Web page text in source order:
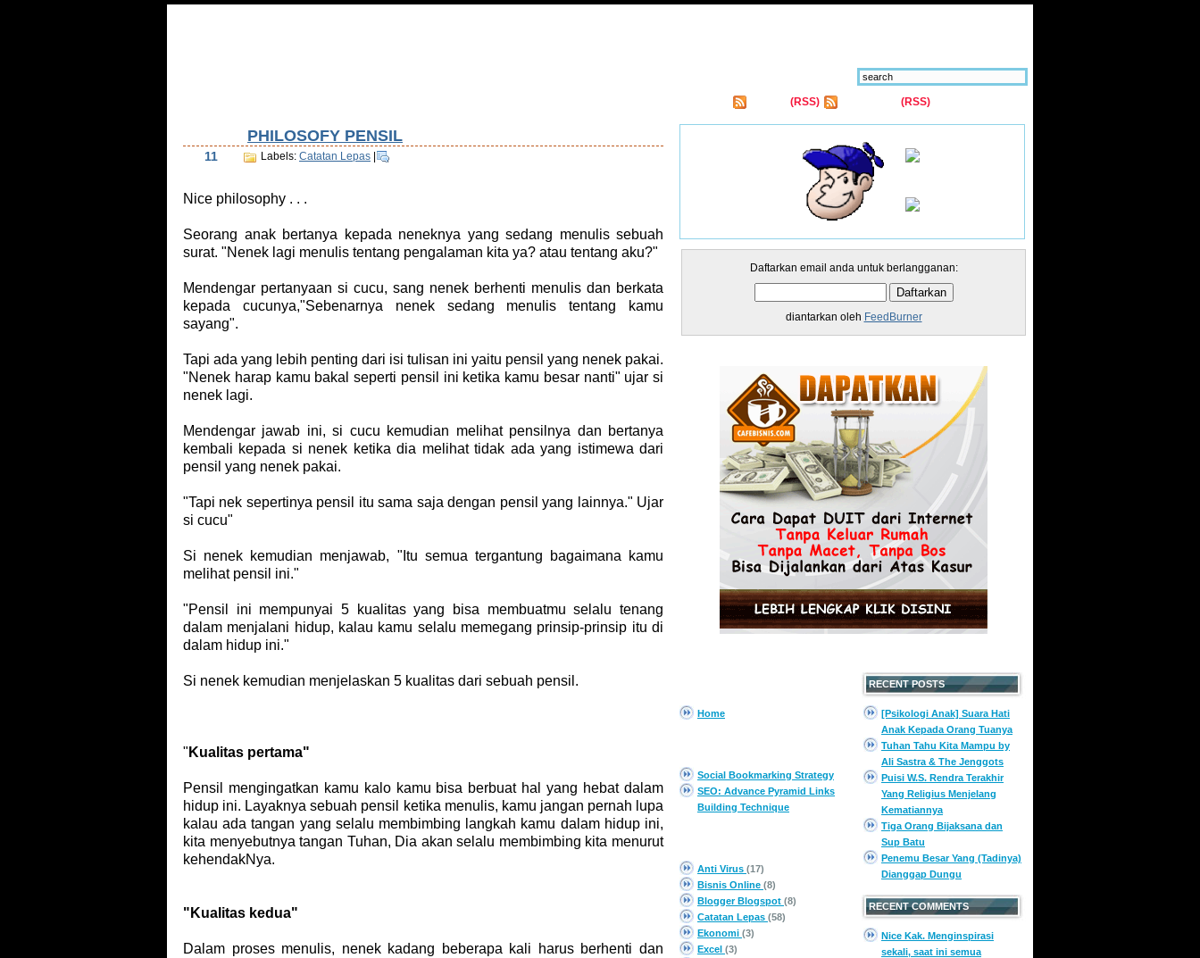
(RSS) (RSS)
11
PHILOSOFY PENSIL
Labels: Catatan Lepas
Nice philosophy . . .
Seorang anak bertanya kepada neneknya yang sedang menulis sebuah
surat. "Nenek lagi menulis tentang pengalaman kita ya? atau tentang aku?"
Mendengar pertanyaan si cucu, sang nenek berhenti menulis dan berkata
kepada cucunya,"Sebenarnya nenek sedang menulis tentang kamu
sayang".
Tapi ada yang lebih penting dari isi tulisan ini yaitu pensil yang nenek pakai.
"Nenek harap kamu bakal seperti pensil ini ketika kamu besar nanti" ujar si
nenek lagi.
Mendengar jawab ini, si cucu kemudian melihat pensilnya dan bertanya
kembali kepada si nenek ketika dia melihat tidak ada yang istimewa dari
pensil yang nenek pakai.
"Tapi nek sepertinya pensil itu sama saja dengan pensil yang lainnya." Ujar
si cucu"
Si nenek kemudian menjawab, "Itu semua tergantung bagaimana kamu
melihat pensil ini."
"Pensil ini mempunyai 5 kualitas yang bisa membuatmu selalu tenang
dalam menjalani hidup, kalau kamu selalu memegang prinsip-prinsip itu di
dalam hidup ini."
Si nenek kemudian menjelaskan 5 kualitas dari sebuah pensil.
" Kualitas pertama"
Pensil mengingatkan kamu kalo kamu bisa berbuat hal yang hebat dalam
hidup ini. Layaknya sebuah pensil ketika menulis, kamu jangan pernah lupa
kalau ada tangan yang selalu membimbing langkah kamu dalam hidup ini,
kita menyebutnya tangan Tuhan, Dia akan selalu membimbing kita menurut
kehendakNya.
"Kualitas kedua"
Dalam proses menulis, nenek kadang beberapa kali harus berhenti dan
Daftarkan email anda untuk berlangganan:
diantarkan oleh FeedBurner
Home
Social Bookmarking Strategy
SEO: Advance Pyramid Links
Building Technique
Anti Virus (17)
Bisnis Online (8)
Blogger Blogspot (8)
Catatan Lepas (58)
Ekonomi (3)
Excel (3)
RECENT POSTS
[Psikologi Anak] Suara Hati
Anak Kepada Orang Tuanya
Tuhan Tahu Kita Mampu by
Ali Sastra & The Jenggots
Puisi W.S. Rendra Terakhir
Yang Religius Menjelang
Kematiannya
Tiga Orang Bijaksana dan
Sup Batu
Penemu Besar Yang (Tadinya)
Dianggap Dungu
RECENT COMMENTS
Nice Kak. Menginspirasi
sekali, saat ini semua